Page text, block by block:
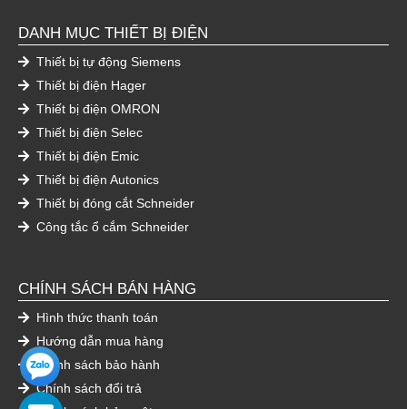
DANH MỤC THIẾT BỊ ĐIỆN
Thiết bị tự động Siemens
Thiết bị điện Hager
Thiết bị điện OMRON
Thiết bị điện Selec
Thiết bị điện Emic
Thiết bị điện Autonics
Thiết bị đóng cắt Schneider
Công tắc ổ cắm Schneider
CHÍNH SÁCH BÁN HÀNG
Hình thức thanh toán
Hướng dẫn mua hàng
Chính sách bảo hành
Chính sách đổi trả